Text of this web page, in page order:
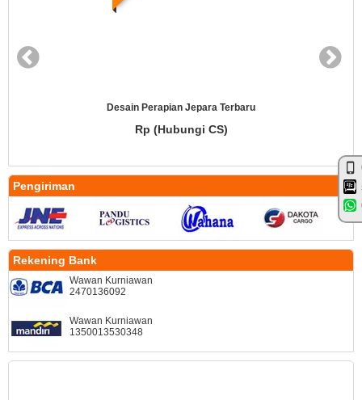
Desain Perapian Jepara Terbaru
Rp (Hubungi CS)
Pengiriman
Rekening Bank
Wawan Kurniawan
2470136092
Wawan Kurniawan
1350013530348